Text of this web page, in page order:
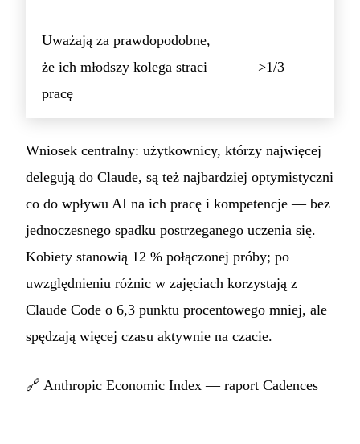
Uważają za prawdopodobne,
że ich młodszy kolega straci
pracę
>1/3
Wniosek centralny: użytkownicy, którzy najwięcej
delegują do Claude, są też najbardziej optymistyczni
co do wpływu AI na ich pracę i kompetencje — bez
jednoczesnego spadku postrzeganego uczenia się.
Kobiety stanowią 12 % połączonej próby; po
uwzględnieniu różnic w zajęciach korzystają z
Claude Code o 6,3 punktu procentowego mniej, ale
spędzają więcej czasu aktywnie na czacie.
🔗 Anthropic Economic Index — raport Cadences